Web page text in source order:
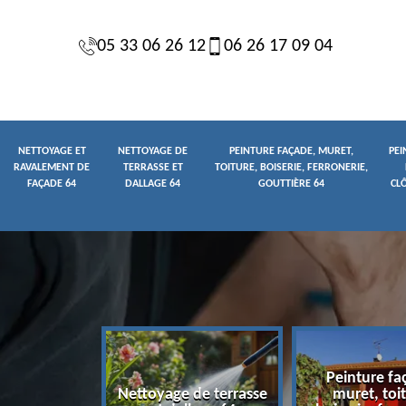
05 33 06 26 12 06 26 17 09 04
NETTOYAGE ET
RAVALEMENT DE
FAÇADE 64
NETTOYAGE DE
TERRASSE ET
DALLAGE 64
PEINTURE FAÇADE, MURET,
TOITURE, BOISERIE, FERRONERIE,
GOUTTIÈRE 64
Nettoyage de terrasse
Peinture
muret,